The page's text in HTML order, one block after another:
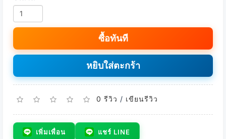
ซื้อทันที
หยิบใส่ตะกร้า
0 รีวิว / เขียนรีวิว
เพิ่มเพื่อน แชร์ LINE